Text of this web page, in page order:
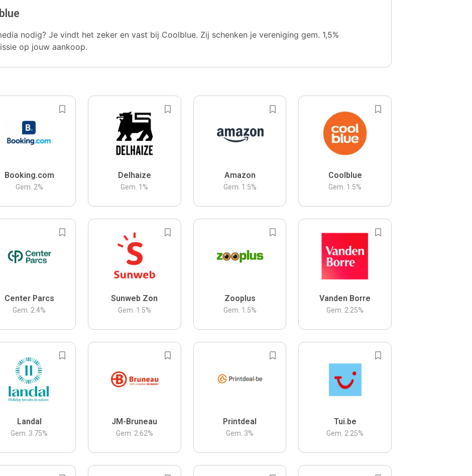
nodig? Je vindt het zeker en vast bij Coolblue. Zij schenken je vereniging gem. 1,5%
op jouw aankoop.
Booking.com
Gem. 2%
Delhaize
Gem. 1 %
Amazon
Gem. 1.5%
Coolblue
Gem. 1.5%
Center Parcs
Gem. 2.4%
Sunweb Zon
Gem. 1.5%
Zooplus
Gem. 1.5%
Vanden Borre
Gem. 2.25%
Landal
Gem. 3.75%
JM-Bruneau
Gem. 2.62%
Printdeal
Gem. 3%
Tui.be
Gem. 2.25%